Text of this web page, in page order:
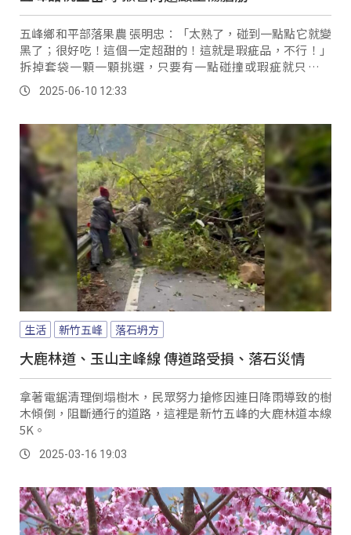
五峰鄉和平部落果農 張明忠：「太熟了，碰到一點點它就變
黑了；很好吃！這個一定超甜的！這就是瑕疵品，不行！」
拆掉套袋一顆一顆挑選，只要有一點碰撞或瑕疵就只能淘
汰，大約每挑選十顆就會有三顆因瑕疵遭到淘汰；從採果、
挑選、裝盒，全都是族人全手工完成。
2025-06-10 12:33
生活 新竹五峰 落石坍方
大鹿林道、玉山主峰線 傳道路受損、落石災情
拿著電鋸清理倒塌樹木，民眾努力搶修因連日降雨導致的樹
木傾倒，阻斷通行的道路，這裡是新竹五峰的大鹿林道本線
5K。
2025-03-16 19:03